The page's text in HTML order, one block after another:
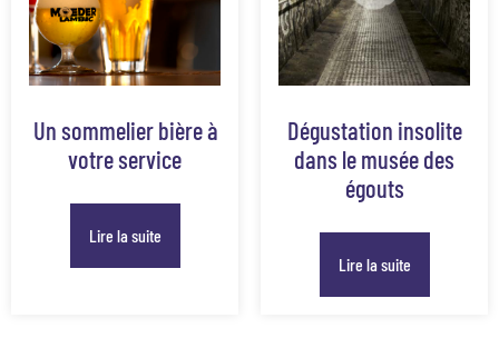
Un sommelier bière à
votre service
Lire la suite
Dégustation insolite
dans le musée des
égouts
Lire la suite